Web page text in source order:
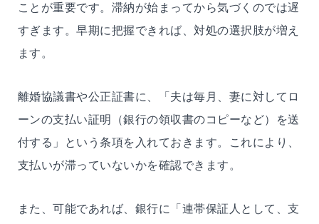
ことが重要です。滞納が始まってから気づくのでは遅
すぎます。早期に把握できれば、対処の選択肢が増え
ます。
離婚協議書や公正証書に、「夫は毎月、妻に対してロ
ーンの支払い証明（銀行の領収書のコピーなど）を送
付する」という条項を入れておきます。これにより、
支払いが滞っていないかを確認できます。
また、可能であれば、銀行に「連帯保証人として、支